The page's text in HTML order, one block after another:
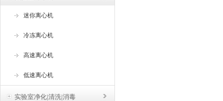
迷你离心机
冷冻离心机
高速离心机
低速离心机
实验室净化|清洗|消毒